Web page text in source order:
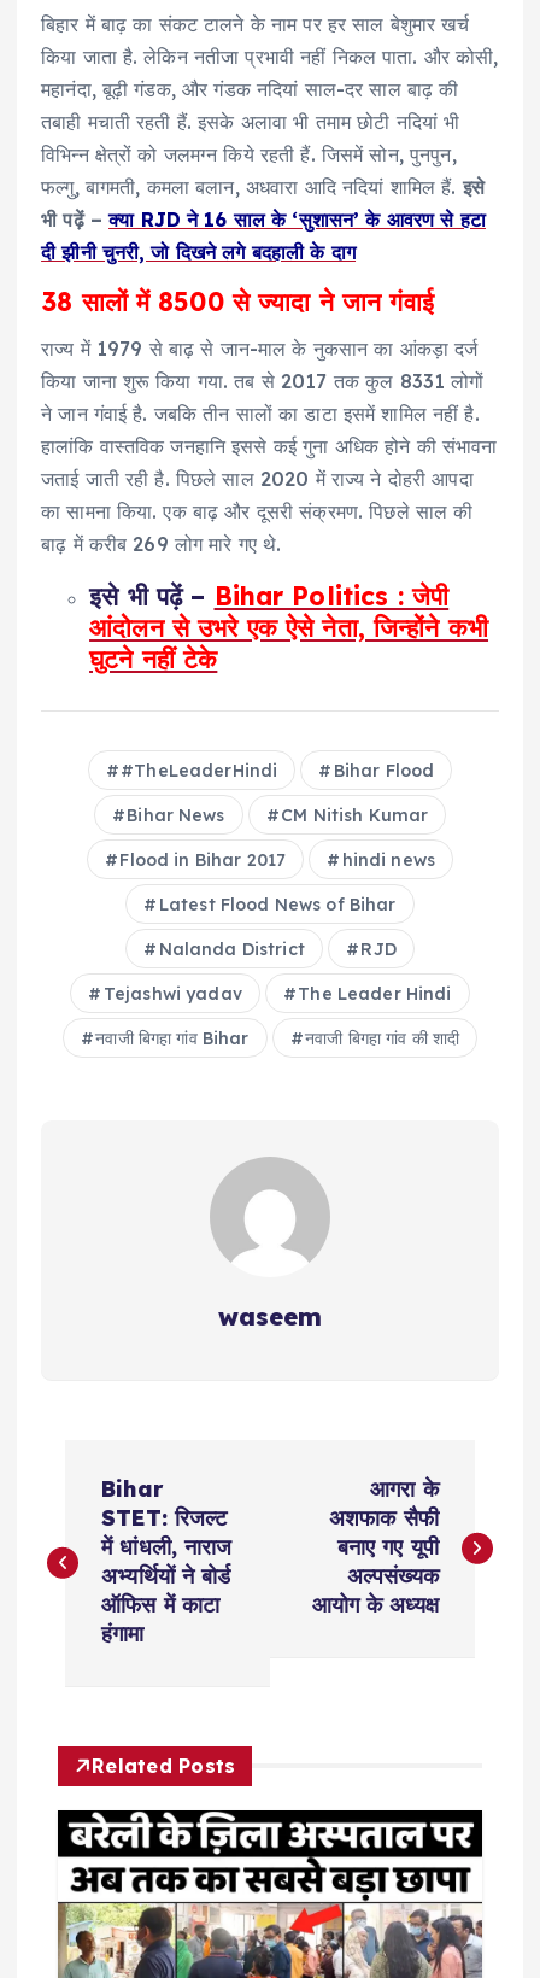
बिहार में बाढ़ का संकट टालने के नाम पर हर साल बेशुमार खर्च
किया जाता है. लेकिन नतीजा प्रभावी नहीं निकल पाता. और कोसी,
महानंदा, बूढ़ी गंडक, और गंडक नदियां साल-दर साल बाढ़ की
तबाही मचाती रहती हैं. इसके अलावा भी तमाम छोटी नदियां भी
विभिन्न क्षेत्रों को जलमग्न किये रहती हैं. जिसमें सोन, पुनपुन,
फल्गु, बागमती, कमला बलान, अधवारा आदि नदियां शामिल हैं.इसे
भी पढ़ें –क्या RJD ने 16 साल के ‘सुशासन’ के आवरण से हटा
दी झीनी चुनरी, जो दिखने लगे बदहाली के दाग
38 सालों में 8500 से ज्यादा ने जान गंवाई
राज्य में 1979 से बाढ़ से जान-माल के नुकसान का आंकड़ा दर्ज
किया जाना शुरू किया गया. तब से 2017 तक कुल 8331 लोगों
ने जान गंवाई है. जबकि तीन सालों का डाटा इसमें शामिल नहीं है.
हालांकि वास्तविक जनहानि इससे कई गुना अधिक होने की संभावना
जताई जाती रही है. पिछले साल 2020 में राज्य ने दोहरी आपदा
का सामना किया. एक बाढ़ और दूसरी संक्रमण. पिछले साल की
बाढ़ में करीब 269 लोग मारे गए थे.
इसे भी पढ़ें – Bihar Politics : जेपी
आंदोलन से उभरे एक ऐसे नेता, जिन्होंने कभी
घुटने नहीं टेके
#TheLeaderHindi Bihar Flood
Bihar News CM Nitish Kumar
Flood in Bihar 2017 hindi news
Latest Flood News of Bihar
Nalanda District RJD
Tejashwi yadav The Leader Hindi
नवाजी बिगहा गांव Bihar नवाजी बिगहा गांव की शादी
waseem
s
a
v
g
Bihar
STET: रिजल्ट
में धांधली, नाराज
अभ्यर्थियों ने बोर्ड
ऑफिस में काटा
हंगामा
आगरा के
अशफाक सैफी
बनाए गए यूपी
अल्पसंख्यक
आयोग के अध्यक्ष
Related Posts